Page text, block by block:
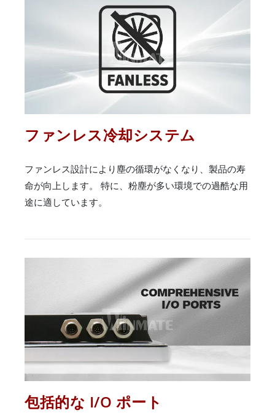
ファンレス冷却システム
ファンレス設計により塵の循環がなくなり、製品の寿
命が向上します。 特に、粉塵が多い環境での過酷な用
途に適しています。
包括的な I/O ポート